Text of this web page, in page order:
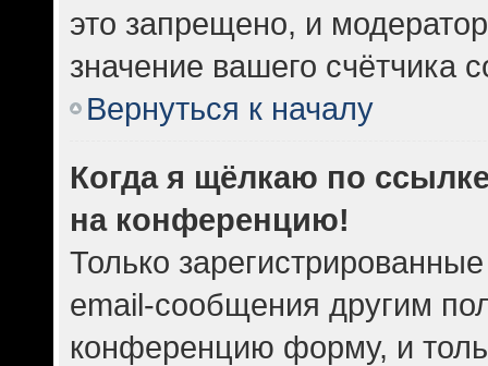
это запрещено, и
значение вашего счётчика
Вернуться к началу
Когда я щёлкаю по
на конференцию!
Только
email-сообщения другим
конференцию форму, и